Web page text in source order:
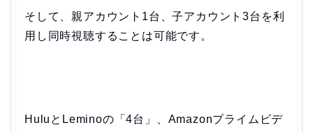
そして、親アカウント1台、子アカウント3台を利
用し同時視聴することは可能です。
HuluとLeminoの「4台」、Amazonプライムビデ